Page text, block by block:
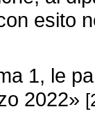
esito
1, le
2022»